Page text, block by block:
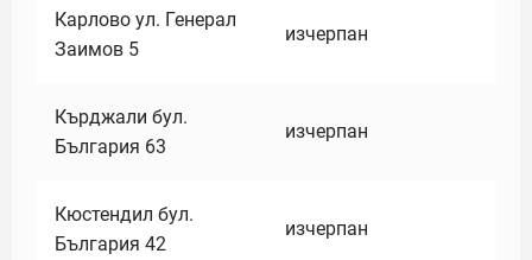
Карлово ул. Генерал
Заимов 5
изчерпан
Кърджали бул.
България 63
изчерпан
Кюстендил бул.
България 42
изчерпан